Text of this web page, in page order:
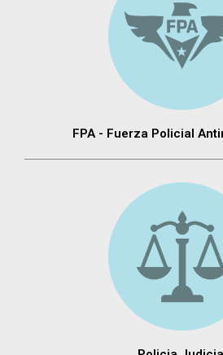
FPA - Fuerza Policial